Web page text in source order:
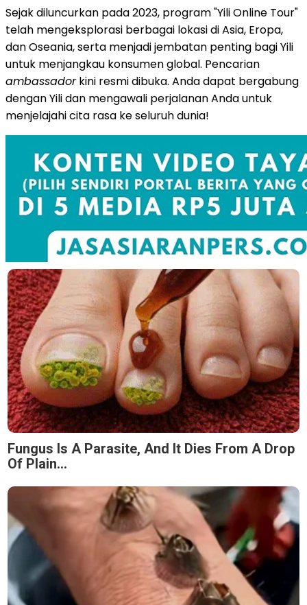
Sejak diluncurkan pada 2023, program "Yili Online Tour"
telah mengeksplorasi berbagai lokasi di Asia, Eropa,
dan Oseania, serta menjadi jembatan penting bagi Yili
untuk menjangkau konsumen global. Pencarian
ambassadorkini resmi dibuka. Anda dapat bergabung
dengan Yili dan mengawali perjalanan Anda untuk
menjelajahi cita rasa ke seluruh dunia!
Fungus Is A Parasite, And It Dies From A Drop
Of Plain...